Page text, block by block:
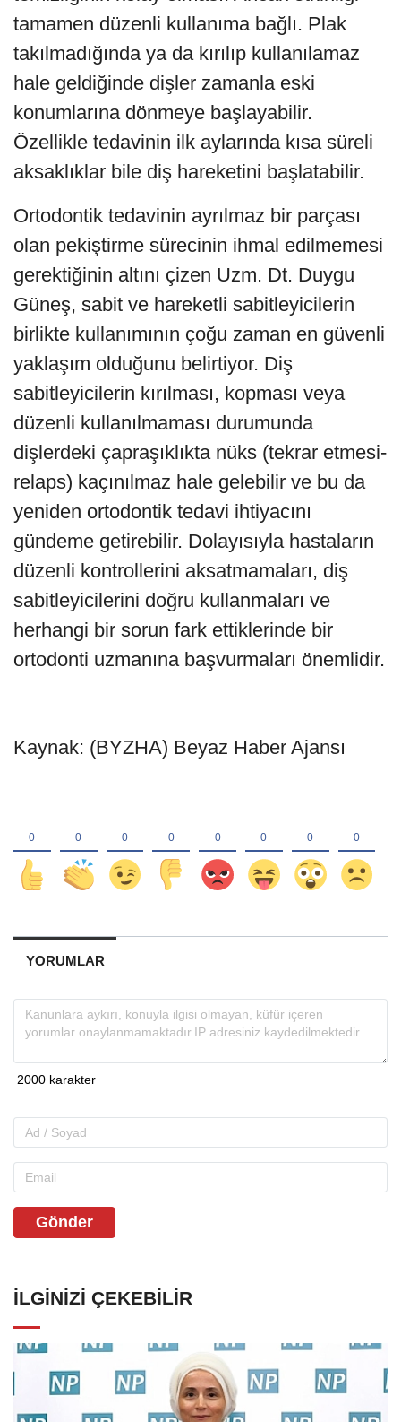
tamamen düzenli kullanıma bağlı. Plak
takılmadığında ya da kırılıp kullanılamaz
hale geldiğinde dişler zamanla eski
konumlarına dönmeye başlayabilir.
Özellikle tedavinin ilk aylarında kısa süreli
aksaklıklar bile diş hareketini başlatabilir.
Ortodontik tedavinin ayrılmaz bir parçası
olan pekiştirme sürecinin ihmal edilmemesi
gerektiğinin altını çizen Uzm. Dt. Duygu
Güneş, sabit ve hareketli sabitleyicilerin
birlikte kullanımının çoğu zaman en güvenli
yaklaşım olduğunu belirtiyor. Diş
sabitleyicilerin kırılması, kopması veya
düzenli kullanılmaması durumunda
dişlerdeki çapraşıklıkta nüks (tekrar etmesi-
relaps) kaçınılmaz hale gelebilir ve bu da
yeniden ortodontik tedavi ihtiyacını
gündeme getirebilir. Dolayısıyla hastaların
düzenli kontrollerini aksatmamaları, diş
sabitleyicilerini doğru kullanmaları ve
herhangi bir sorun fark ettiklerinde bir
ortodonti uzmanına başvurmaları önemlidir.
Kaynak: (BYZHA) Beyaz Haber Ajansı
YORUMLAR
Gönder
İLGINIZI ÇEKEBILIR